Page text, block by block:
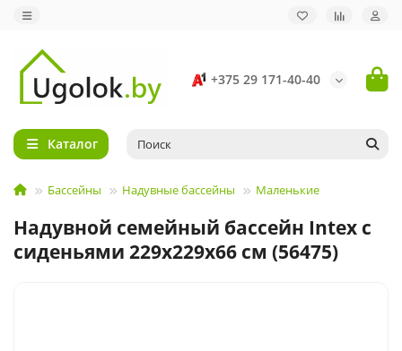
+375 29 171-40-40
Каталог
Бассейны Надувные бассейны Маленькие
Надувной семейный бассейн Intex с
сиденьями 229x229x66 см (56475)